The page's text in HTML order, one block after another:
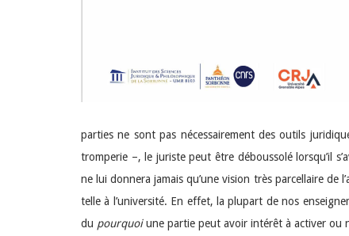
parties ne sont pas nécessairement des outils
tromperie –, le juriste peut être déboussolé lorsqu’il
ne lui donnera jamais qu’une vision très parcellaire
telle à l’université. En effet, la plupart de nos
du pourquoiune partie peut avoir intérêt à activer ou